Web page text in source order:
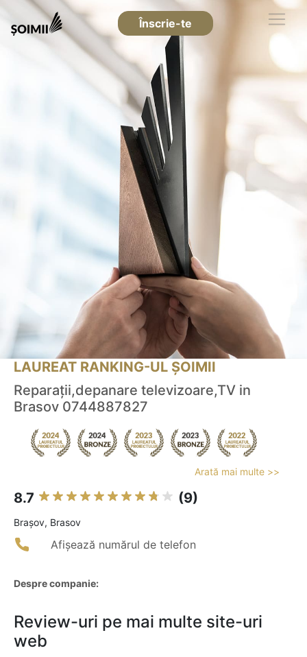
Înscrie-te
LAUREAT RANKING-UL ȘOIMII
Reparații,depanare televizoare,TV in
Brasov 0744887827
Arată mai multe >>
8.7 (9)
Braşov, Brasov
Afișează numărul de telefon
Despre companie:
Review-uri pe mai multe site-uri
web